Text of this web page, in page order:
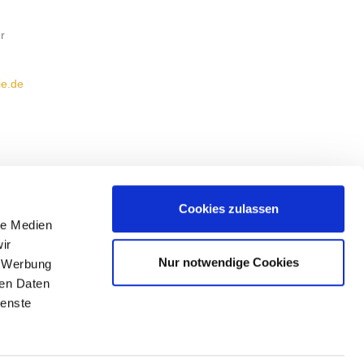
Medien
Daten
Cookies zulassen
Nur notwendige Cookies
IMPRESSUM
DATENSCHUTZ